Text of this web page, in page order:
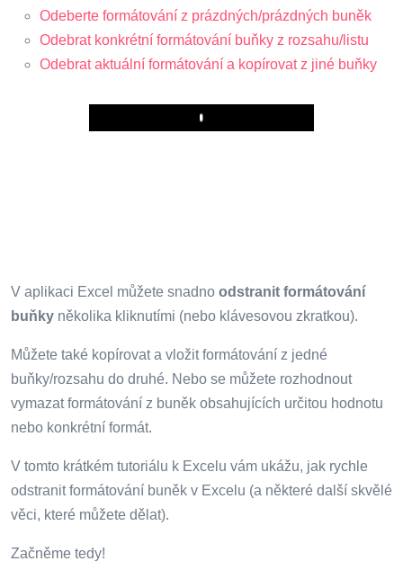
Odeberte formátování z prázdných/prázdných buněk
Odebrat konkrétní formátování buňky z rozsahu/listu
Odebrat aktuální formátování a kopírovat z jiné buňky
Play
V aplikaci Excel můžete snadno odstranit formátování
buňky několika kliknutími (nebo klávesovou zkratkou).
Můžete také kopírovat a vložit formátování z jedné
buňky/rozsahu do druhé. Nebo se můžete rozhodnout
vymazat formátování z buněk obsahujících určitou hodnotu
nebo konkrétní formát.
V tomto krátkém tutoriálu k Excelu vám ukážu, jak rychle
odstranit formátování buněk v Excelu (a některé další skvělé
věci, které můžete dělat).
Začněme tedy!